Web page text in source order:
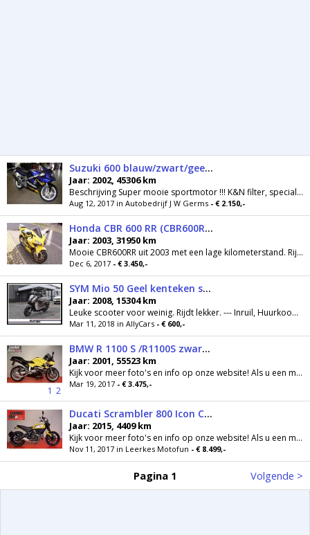
Suzuki 600 blauw/zwart/geel Super mooi !!!
Jaar: 2002, 45306 km
Beschrijving Super mooie sportmotor !!! K&N filter, speciale uitlaat, witte wielen etc. --- Welkom bij Autobedrijf Germs te Zweeloo ! Autobedrijf...
Aug 12, 2017 in Autobedrijf J W Germs - € 2.150,-
Honda CBR 600 RR (CBR600RR, Geel, 31950KM)
Jaar: 2003, 31950 km
Mooie CBR600RR uit 2003 met een lage kilometerstand. Rijdt perfect, snel & wendbaar. Goed onderhouden, banden en kettingset +-5000 KM geleden...
Dec 6, 2017 - € 3.450,-
SYM Mio 50 Geel kenteken scooter 2008
Jaar: 2008, 15304 km
Leuke scooter voor weinig. Rijdt lekker. --- Inruil, Huurkoop, Financiering en 50/50 Deal is mogelijk. -- >> ->> Openingstijden: Wij zijn 7 dagen...
Mar 11, 2018 in AllyCars - € 600,-
1 2
BMW R 1100 S /R1100S zwart-geel (2001)
Jaar: 2001, 55523 km
Kijk voor meer foto's en info op onze website! Als u een motorfiets wilt komen bekijken, BEL DAN ALTIJD voordat u van huis vertrekt, dit voorkomt...
Mar 19, 2017 - € 3.475,-
Ducati Scrambler 800 Icon Custom Classic geel (2015)
Jaar: 2015, 4409 km
Kijk voor meer foto's en info op onze website! Als u een motorfiets wilt komen bekijken, BEL DAN ALTIJD voordat u van huis vertrekt, dit voorkomt...
Nov 11, 2017 in Leerkes Motofun - € 8.499,-
Pagina 1 Volgende >